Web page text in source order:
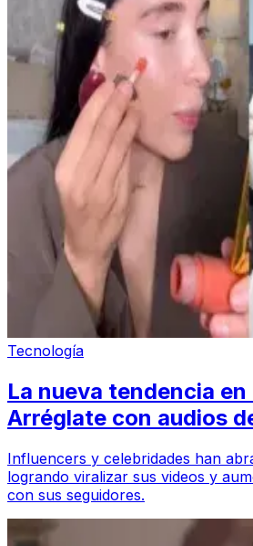
Tecnología
La nueva tendencia en
Arréglate con audios
Influencers y celebridades han
logrando viralizar sus videos y
con sus seguidores.